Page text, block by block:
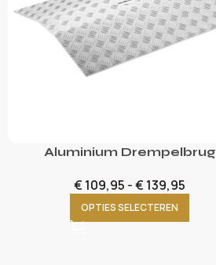
Aluminium Drempelbrug
€ 109,95 -€ 139,95
OPTIES SELECTEREN